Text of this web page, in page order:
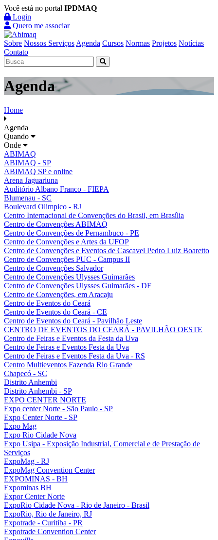
Você está no portal IPDMAQ
Login
Quero me associar
Sobre Nossos Serviços Agenda Cursos Normas Projetos Notícias
Contato
Agenda
Home
Agenda
Quando
Onde
ABIMAQ
ABIMAQ - SP
ABIMAQ SP e online
Arena Jaguariuna
Auditório Albano Franco - FIEPA
Blumenau - SC
Boulevard Olimpico - RJ
Centro Internacional de Convenções do Brasil, em Brasília
Centro de Convenções ABIMAQ
Centro de Convenções de Pernambuco - PE
Centro de Convenções e Artes da UFOP
Centro de Convenções e Eventos de Cascavel Pedro Luiz Boaretto
Centro de Convenções PUC - Campus II
Centro de Convenções Salvador
Centro de Convenções Ulysses Guimarães
Centro de Convenções Ulysses Guimarães - DF
Centro de Convenções, em Aracaju
Centro de Eventos do Ceará
Centro de Eventos do Ceará - CE
Centro de Eventos do Ceará - Pavilhão Leste
CENTRO DE EVENTOS DO CEARÁ - PAVILHÃO OESTE
Centro de Feiras e Eventos da Festa da Uva
Centro de Feiras e Eventos Festa da Uva
Centro de Feiras e Eventos Festa da Uva - RS
Centro Multieventos Fazenda Rio Grande
Chapecó - SC
Distrito Anhembi
Distrito Anhembi - SP
EXPO CENTER NORTE
Expo center Norte - São Paulo - SP
Expo Center Norte - SP
Expo Mag
Expo Rio Cidade Nova
Expo Usipa - Exposição Industrial, Comercial e de Prestação de
Serviços
ExpoMag - RJ
ExpoMag Convention Center
EXPOMINAS - BH
Expominas BH
Expor Center Norte
ExpoRio Cidade Nova - Rio de Janeiro - Brasil
ExpoRio, Rio de Janeiro, RJ
Expotrade - Curitiba - PR
Expotrade Convention Center